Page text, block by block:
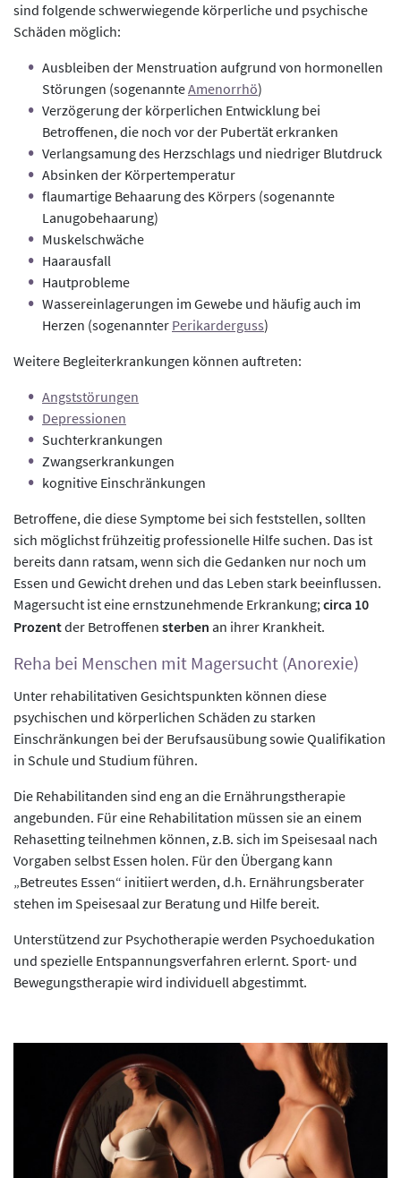
sind folgende schwerwiegende körperliche und psychische
Schäden möglich:
Ausbleiben der Menstruation aufgrund von hormonellen
Störungen (sogenannteAmenorrhö)
Verzögerung der körperlichen Entwicklung bei
Betroffenen, die noch vor der Pubertät erkranken
Verlangsamung des Herzschlags und niedriger Blutdruck
Absinken der Körpertemperatur
flaumartige Behaarung des Körpers (sogenannte
Lanugobehaarung)
Muskelschwäche
Haarausfall
Hautprobleme
Wassereinlagerungen im Gewebe und häufig auch im
Herzen (sogenannter Perikarderguss)
Weitere Begleiterkrankungen können auftreten:
Angststörungen
Depressionen
Suchterkrankungen
Zwangserkrankungen
kognitive Einschränkungen
Betroffene, die diese Symptome bei sich feststellen, sollten
sich möglichst frühzeitig professionelle Hilfe suchen. Das ist
bereits dann ratsam, wenn sich die Gedanken nur noch um
Essen und Gewicht drehen und das Leben stark beeinflussen.
Magersucht ist eine ernstzunehmende Erkrankung; circa 10
Prozentder Betroffenen sterben an ihrer Krankheit.
Reha bei Menschen mit Magersucht (Anorexie)
Unter rehabilitativen Gesichtspunkten können diese
psychischen und körperlichen Schäden zu starken
Einschränkungen bei der Berufsausübung sowie Qualifikation
in Schule und Studium führen.
Die Rehabilitanden sind eng an die Ernährungstherapie
angebunden. Für eine Rehabilitation müssen sie an einem
Rehasetting teilnehmen können, z.B. sich im Speisesaal nach
Vorgaben selbst Essen holen. Für den Übergang kann
„Betreutes Essen“ initiiert werden, d.h. Ernährungsberater
stehen im Speisesaal zur Beratung und Hilfe bereit.
Unterstützend zur Psychotherapie werden Psychoedukation
und spezielle Entspannungsverfahren erlernt. Sport- und
Bewegungstherapie wird individuell abgestimmt.